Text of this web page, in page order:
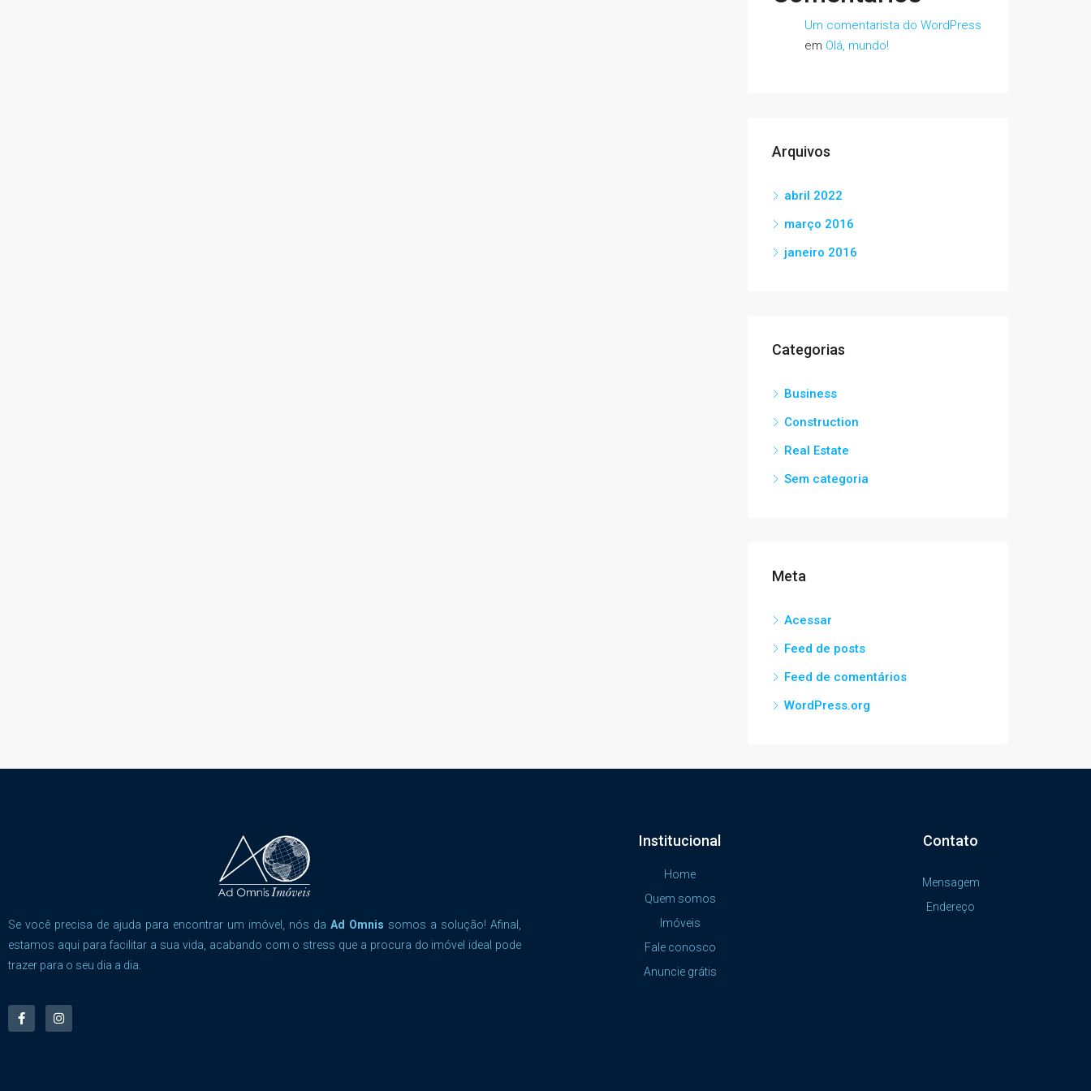
Um comentarista do WordPress
em Olá, mundo!
Arquivos
abril 2022
março 2016
janeiro 2016
Categorias
Business
Construction
Real Estate
Sem categoria
Meta
Acessar
Feed de posts
Feed de comentários
WordPress.org
Se você precisa de ajuda para encontrar um imóvel, nós da Ad Omnis somos a solução! Afinal,
estamos aqui para facilitar a sua vida, acabando com o stress que a procura do imóvel ideal pode
trazer para o seu dia a dia.
Institucional
Home
Quem somos
Imóveis
Fale conosco
Anuncie grátis
Contato
Mensagem
Endereço